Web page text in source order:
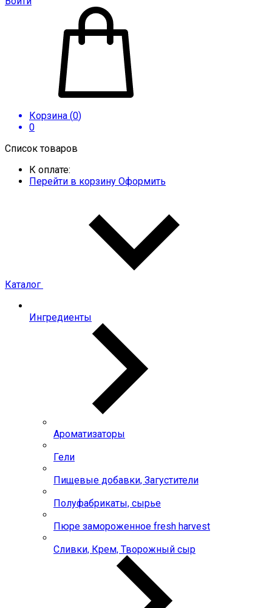
Корзина (0)
0
Список товаров
К оплате:
Перейти в корзину Оформить
Каталог
Ингредиенты
Ароматизаторы
Гели
Пищевые добавки, Загустители
Полуфабрикаты, сырье
Пюре замороженное fresh harvest
Сливки, Крем, Творожный сыр